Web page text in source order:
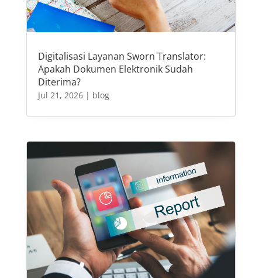
Digitalisasi Layanan Sworn Translator:
Apakah Dokumen Elektronik Sudah
Diterima?
Jul 21, 2026| blog